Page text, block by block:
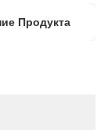
Продукта